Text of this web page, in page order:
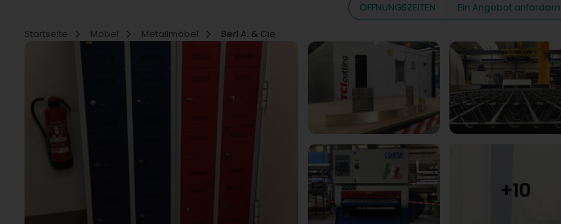
ÖFFNUNGSZEITEN Ein Angebot anfordern
Startseite
Möbel Metallmöbel Berl A. & Cie